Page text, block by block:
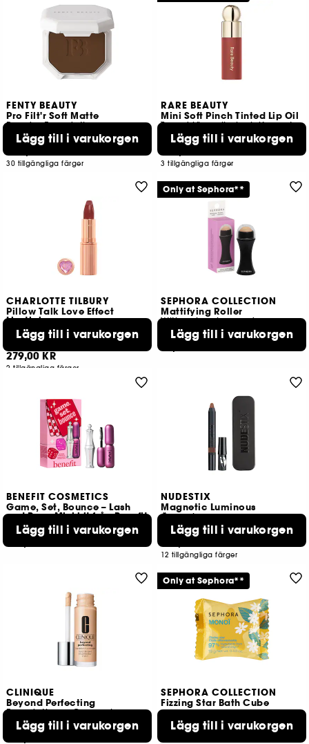
FENTY BEAUTY
Pro Filt'r Soft Matte
Powder Foundation
6
339,00 KR
30 tillgängliga färger
Lägg till i varukorgen
RARE BEAUTY
Mini Soft Pinch Tinted Lip Oil
Tonad läppolja i miniformat
28
149,00 KR
3 tillgängliga färger
Lägg till i varukorgen
CHARLOTTE TILBURY
Pillow Talk Love Effect
Lipstick
Läppstift
279,00 KR
2 tillgängliga färger
Lägg till i varukorgen
SEPHORA COLLECTION
Mattifying Roller
With volcanic powder
6
79,00 KR
Lägg till i varukorgen
Only at Sephora**
BENEFIT COSMETICS
Game, Set, Bounce – Lash
and Brow Mini kit från Benefit
6
219,00 KR
Lägg till i varukorgen
NUDESTIX
Magnetic Luminous
Ögonskugga
1
219,00 KR
12 tillgängliga färger
Lägg till i varukorgen
CLINIQUE
Beyond Perfecting
Foundation + Concealer
1
319,00 KR
Lägg till i varukorgen
SEPHORA COLLECTION
Fizzing Star Bath Cube
15
Lägg till i varukorgen
Only at Sephora**